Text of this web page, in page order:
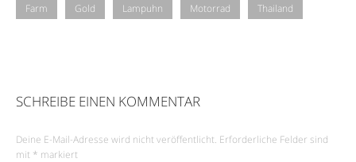
Farm Gold Lampuhn Motorrad Thailand
SCHREIBE EINEN KOMMENTAR
Deine E-Mail-Adresse wird nicht veröffentlicht. Erforderliche Felder sind
mit * markiert